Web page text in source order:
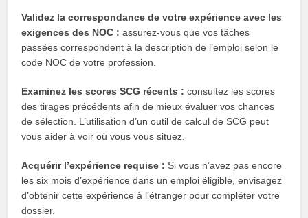
Validez la correspondance de votre expérience avec les
exigences des NOC : assurez-vous que vos tâches
passées correspondent à la description de l’emploi selon le
code NOC de votre profession.
Examinez les scores SCG récents : consultez les scores
des tirages précédents afin de mieux évaluer vos chances
de sélection. L’utilisation d’un outil de calcul de SCG peut
vous aider à voir où vous vous situez.
Acquérir l’expérience requise : Si vous n’avez pas encore
les six mois d’expérience dans un emploi éligible, envisagez
d’obtenir cette expérience à l’étranger pour compléter votre
dossier.